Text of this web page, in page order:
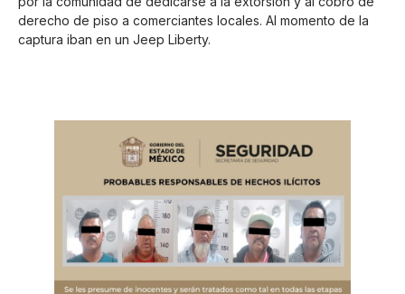
derecho de piso a comerciantes locales. Al momento de la
captura iban en un Jeep Liberty.